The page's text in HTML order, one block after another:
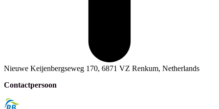
Nieuwe Keijenbergseweg 170, 6871 VZ Renkum, Netherlands
Contactpersoon